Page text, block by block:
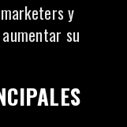
y
su